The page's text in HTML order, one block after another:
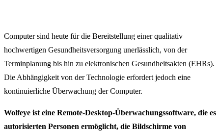
Computer sind heute für die Bereitstellung einer qualitativ
hochwertigen Gesundheitsversorgung unerlässlich, von der
Terminplanung bis hin zu elektronischen Gesundheitsakten (EHRs).
Die Abhängigkeit von der Technologie erfordert jedoch eine
kontinuierliche Überwachung der Computer.
Wolfeye ist eine Remote-Desktop-Überwachungssoftware, die es
autorisierten Personen ermöglicht, die Bildschirme von